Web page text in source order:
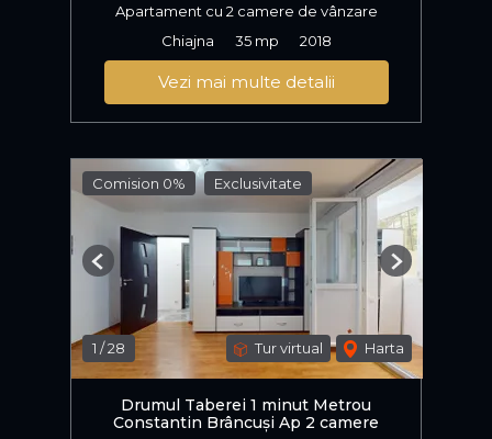
Apartament cu 2 camere de vânzare
Chiajna
35 mp 2018
Vezi mai multe detalii
Comision 0% Exclusivitate
1 /28 Tur virtual Harta
Previous Next
Drumul Taberei 1 minut Metrou
Constantin Brâncuși Ap 2 camere